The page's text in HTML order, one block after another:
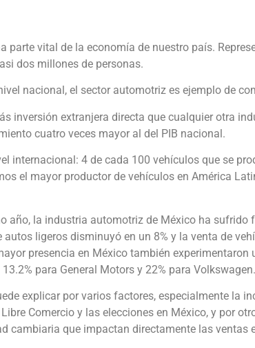
parte vital de la economía de nuestro país.
dos millones de personas.
nacional, el sector automotriz es ejemplo de
inversión extranjera directa que cualquier otra
cuatro veces mayor al del PIB nacional.
internacional: 4 de cada 100 vehículos que se
el mayor productor de vehículos en América
año, la industria automotriz de México ha sufrido
autos ligeros disminuyó en un 8% y la venta de
presencia en México también experimentaron
para General Motors y 22% para Volkswagen.
explicar por varios factores, especialmente la
Comercio y las elecciones en México, y por
cambiaria que impactan directamente las ventas